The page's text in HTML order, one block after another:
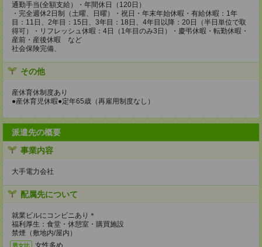
通勤手当(全額支給）・年間休日（120日）
・完全週休2日制（土曜、日曜）・祝日・年末年始休暇・有給休暇：1年
目：11日、2年目：15日、3年目：18日、4年目以降：20日（半日単位で取
得可）・リフレッシュ休暇：4日（1年目のみ3日）・慶弔休暇・転勤休暇・
産前・産後休暇 など
社会保険完備、
その他
産休育休制度あり
●産休育児休暇●定年65歳（再雇用制度なし）
派遣先の概要
事業内容
大手電力会社
配属先について
就業ビルにコンビニあり＊
福利厚生：食堂・休憩室・購買施設
禁煙（敷地内/屋内）
男女比 女性多め